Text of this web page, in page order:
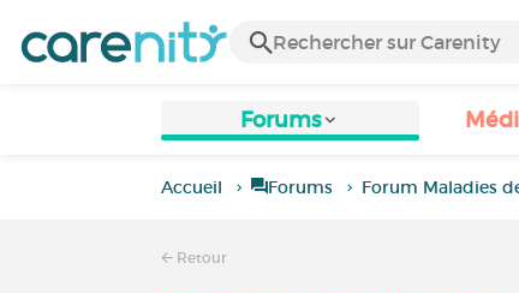
Forums
Accueil Forums Forum Maladies
Retour